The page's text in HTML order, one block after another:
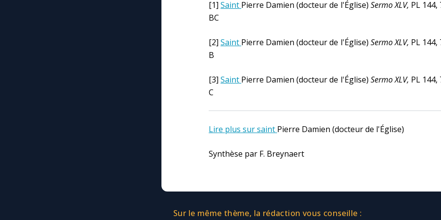
[1]Saint Pierre Damien (docteur de l'Église) Sermo XLV, PL 144,
BC
[2]Saint Pierre Damien (docteur de l'Église) Sermo XLV, PL 144,
B
[3]Saint Pierre Damien (docteur de l'Église) Sermo XLV, PL 144,
C
Lire plus sur saint Pierre Damien (docteur de l'Église)
Synthèse par F. Breynaert
Sur le même thème, la rédaction vous conseille :